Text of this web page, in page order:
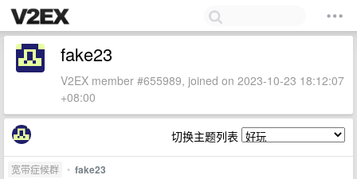
fake23
V2EX member #655989, joined on 2023-10-23 18:12:07
+08:00
切换主题列表
宽带症候群 • fake23